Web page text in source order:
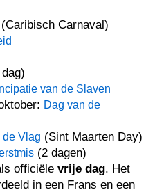
(Caribisch Carnaval)
van de Slaven
Dag van de
de Vlag (Sint Maarten Day)
(2 dagen)
officiëlevrije dag. Het
in een Frans en een